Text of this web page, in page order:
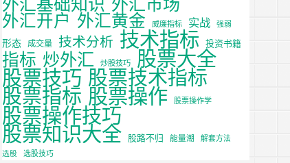
外汇开户 外汇黄金 威廉指标 实战 强弱
形态 成交量 技术分析 技术指标 投资书籍
指标 炒外汇 炒股技巧 股票大全
股票技巧 股票技术指标
股票指标 股票操作 股票操作学
股票操作技巧
股票知识大全 股路不归 能量潮
解套方法
选股
选股技巧